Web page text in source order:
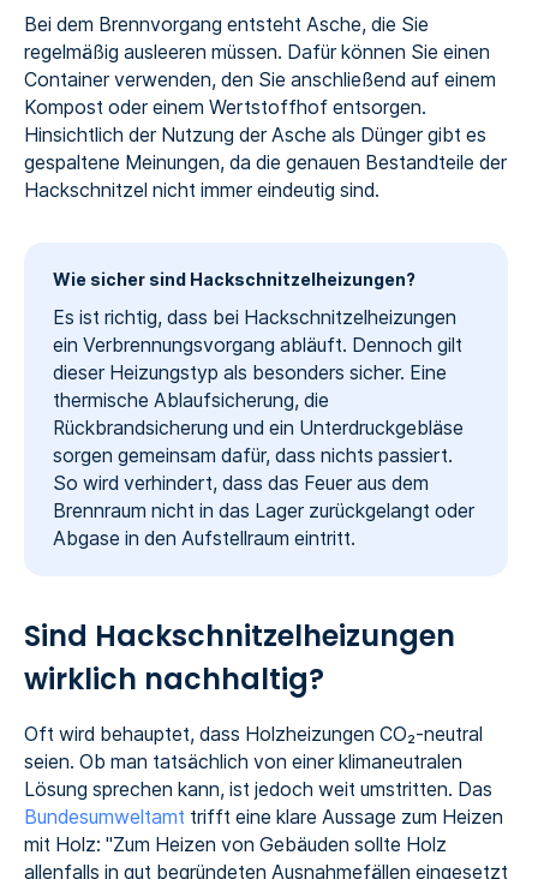
Bei dem Brennvorgang entsteht Asche, die Sie
regelmäßig ausleeren müssen. Dafür können Sie einen
Container verwenden, den Sie anschließend auf einem
Kompost oder einem Wertstoffhof entsorgen.
Hinsichtlich der Nutzung der Asche als Dünger gibt es
gespaltene Meinungen, da die genauen Bestandteile der
Hackschnitzel nicht immer eindeutig sind.
Wie sicher sind Hackschnitzelheizungen?
Es ist richtig, dass bei Hackschnitzelheizungen
ein Verbrennungsvorgang abläuft. Dennoch gilt
dieser Heizungstyp als besonders sicher. Eine
thermische Ablaufsicherung, die
Rückbrandsicherung und ein Unterdruckgebläse
sorgen gemeinsam dafür, dass nichts passiert.
So wird verhindert, dass das Feuer aus dem
Brennraum nicht in das Lager zurückgelangt oder
Abgase in den Aufstellraum eintritt.
Sind Hackschnitzelheizungen
wirklich nachhaltig?
Oft wird behauptet, dass Holzheizungen CO₂-neutral
seien. Ob man tatsächlich von einer klimaneutralen
Lösung sprechen kann, ist jedoch weit umstritten. Das
Bundesumweltamt trifft eine klare Aussage zum Heizen
mit Holz: "Zum Heizen von Gebäuden sollte Holz
allenfalls in gut begründeten Ausnahmefällen eingesetzt